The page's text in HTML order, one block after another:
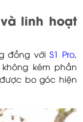
linh hoạt
đồng với S1 Pro,
kém phần
bo góc hiện